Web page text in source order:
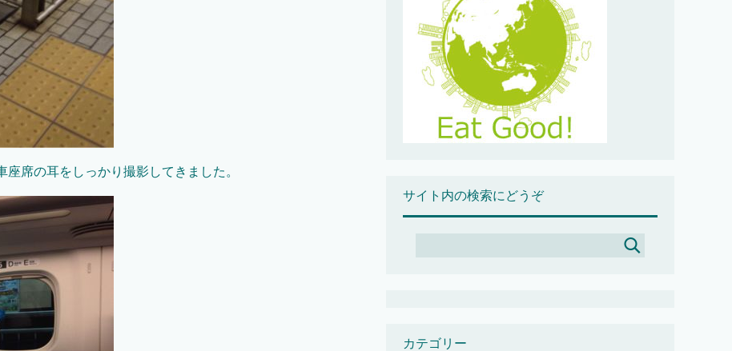
席の耳をしっかり撮影してきました。
サイト内の検索にどうぞ
カテゴリー